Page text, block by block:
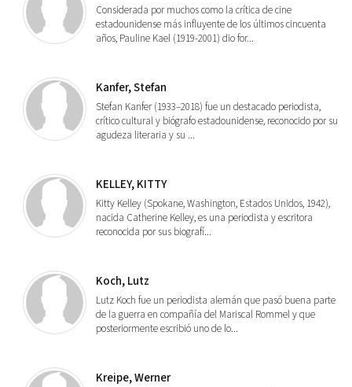
Considerada por muchos como la crítica de cine
estadounidense más influyente de los últimos cincuenta
años, Pauline Kael (1919-2001) dio for...
Kanfer, Stefan
Stefan Kanfer (1933–2018) fue un destacado periodista,
crítico cultural y biógrafo estadounidense, reconocido por su
agudeza literaria y su ...
KELLEY, KITTY
Kitty Kelley (Spokane, Washington, Estados Unidos, 1942),
nacida Catherine Kelley, es una periodista y escritora
reconocida por sus biografí...
Koch, Lutz
Lutz Koch fue un periodista alemán que pasó buena parte
de la guerra en compañía del Mariscal Rommel y que
posteriormente escribió uno de lo...
Kreipe, Werner